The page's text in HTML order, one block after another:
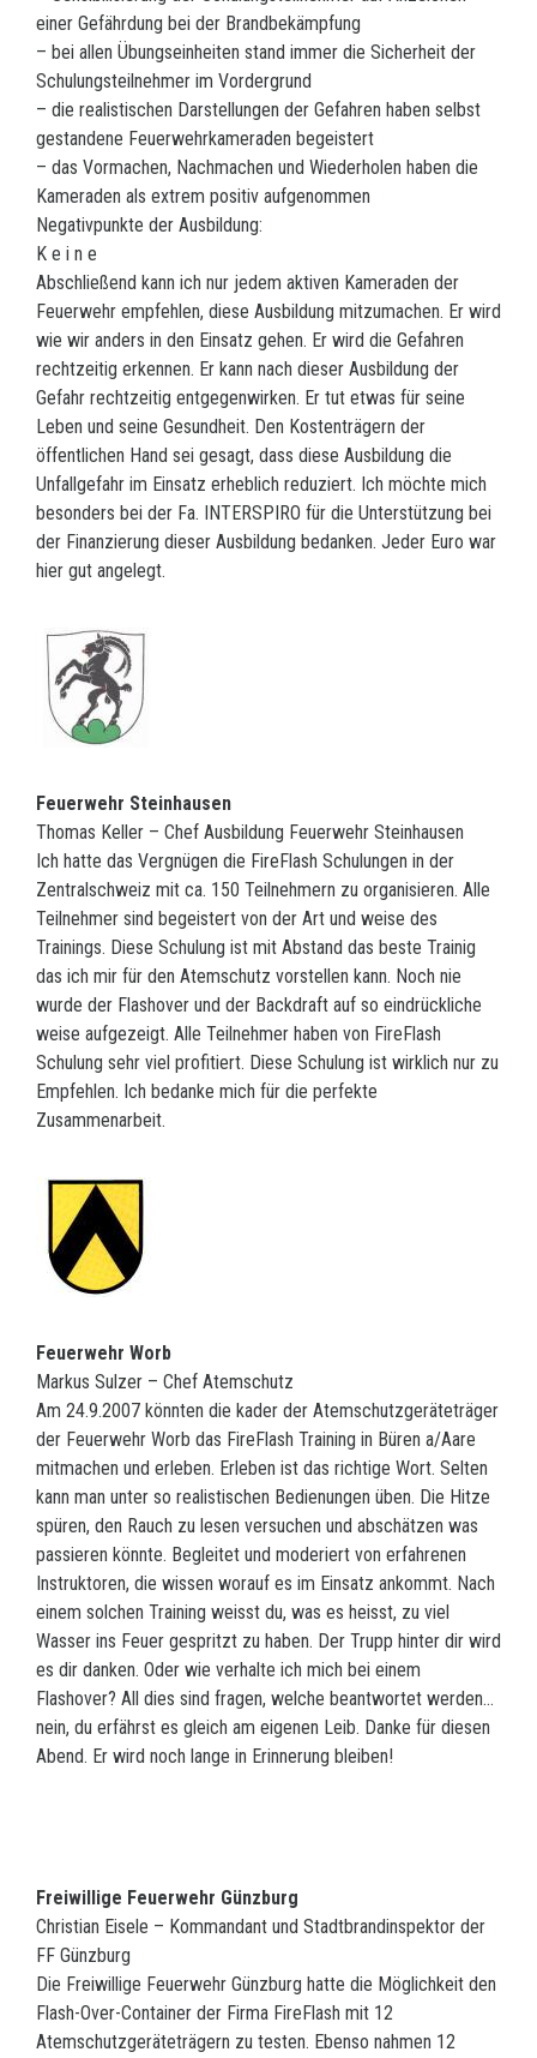
einer Gefährdung bei der Brandbekämpfung
– bei allen Übungseinheiten stand immer die Sicherheit der
Schulungsteilnehmer im Vordergrund
– die realistischen Darstellungen der Gefahren haben selbst
gestandene Feuerwehrkameraden begeistert
– das Vormachen, Nachmachen und Wiederholen haben die
Kameraden als extrem positiv aufgenommen
Negativpunkte der Ausbildung:
K e i n e
Abschließend kann ich nur jedem aktiven Kameraden der
Feuerwehr empfehlen, diese Ausbildung mitzumachen. Er wird
wie wir anders in den Einsatz gehen. Er wird die Gefahren
rechtzeitig erkennen. Er kann nach dieser Ausbildung der
Gefahr rechtzeitig entgegenwirken. Er tut etwas für seine
Leben und seine Gesundheit. Den Kostenträgern der
öffentlichen Hand sei gesagt, dass diese Ausbildung die
Unfallgefahr im Einsatz erheblich reduziert. Ich möchte mich
besonders bei der Fa. INTERSPIRO für die Unterstützung bei
der Finanzierung dieser Ausbildung bedanken. Jeder Euro war
hier gut angelegt.
Feuerwehr Steinhausen
Thomas Keller – Chef Ausbildung Feuerwehr Steinhausen
Ich hatte das Vergnügen die FireFlash Schulungen in der
Zentralschweiz mit ca. 150 Teilnehmern zu organisieren. Alle
Teilnehmer sind begeistert von der Art und weise des
Trainings. Diese Schulung ist mit Abstand das beste Trainig
das ich mir für den Atemschutz vorstellen kann. Noch nie
wurde der Flashover und der Backdraft auf so eindrückliche
weise aufgezeigt. Alle Teilnehmer haben von FireFlash
Schulung sehr viel profitiert. Diese Schulung ist wirklich nur zu
Empfehlen. Ich bedanke mich für die perfekte
Zusammenarbeit.
Feuerwehr Worb
Markus Sulzer – Chef Atemschutz
Am 24.9.2007 könnten die kader der Atemschutzgeräteträger
der Feuerwehr Worb das FireFlash Training in Büren a/Aare
mitmachen und erleben. Erleben ist das richtige Wort. Selten
kann man unter so realistischen Bedienungen üben. Die Hitze
spüren, den Rauch zu lesen versuchen und abschätzen was
passieren könnte. Begleitet und moderiert von erfahrenen
Instruktoren, die wissen worauf es im Einsatz ankommt. Nach
einem solchen Training weisst du, was es heisst, zu viel
Wasser ins Feuer gespritzt zu haben. Der Trupp hinter dir wird
es dir danken. Oder wie verhalte ich mich bei einem
Flashover? All dies sind fragen, welche beantwortet werden…
nein, du erfährst es gleich am eigenen Leib. Danke für diesen
Abend. Er wird noch lange in Erinnerung bleiben!
Freiwillige Feuerwehr Günzburg
Christian Eisele – Kommandant und Stadtbrandinspektor der
FF Günzburg
Die Freiwillige Feuerwehr Günzburg hatte die Möglichkeit den
Flash-Over-Container der Firma FireFlash mit 12
Atemschutzgeräteträgern zu testen. Ebenso nahmen 12